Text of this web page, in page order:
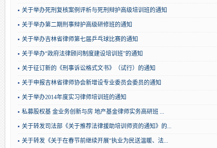
关于举办死刑复核案例评析与死刑辩护高级培训班的通知
关于举办第二期刑事辩护高级研修班的通知
关于举办吉林省律师第七届乒乓球比赛的通知
关于举办“政府法律顾问制度建设培训班”的通知
关于征订新的《刑事诉讼格式文书》（试行）的通知
关于申报吉林省律师协会新增设专业委员会委员的通知
关于举办2014年度实习律师培训班的通知
私募股权基 金业务创新与房 地产基金律师实务高研班 ...
关于转发司法部《关于推荐法律援助培训师资的通知》的...
关于转发《关于在春节前继续开展“执业为民送温暖、法...